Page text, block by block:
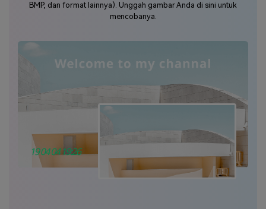
BMP, dan format lainnya). Unggah gambar Anda di sini untuk
mencobanya.